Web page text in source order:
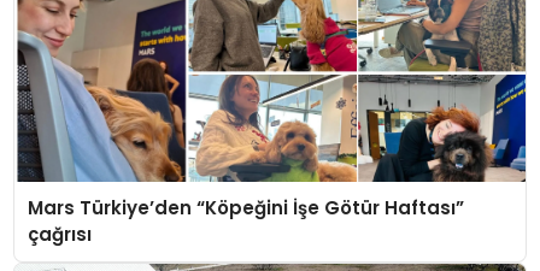
Mars Türkiye’den “Köpeğini İşe Götür Haftası”
çağrısı